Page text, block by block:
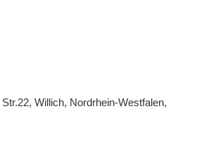
Willich, Nordrhein-Westfalen,